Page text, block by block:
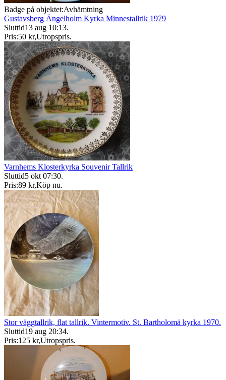
Badge på objektet:Avhämtning
Gustavsberg Ängelholm Kyrka Minnestallrik 1979
Sluttid13 aug 10:13.
Pris:50 kr,Utropspris.
Varnhems Klosterkyrka Souvenir Tallrik
Sluttid5 okt 07:30.
Pris:89 kr,Köp nu.
Stor väggtallrik, flat tallrik. Vintermotiv. St. Bartholomä kyrka 1970.
Sluttid19 aug 20:34.
Pris:125 kr,Utropspris.